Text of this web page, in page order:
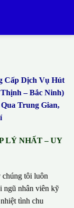
Cấp Dịch Vụ Hút
– Bắc Ninh)
Trung Gian,
LÝ NHẤT – UY
tôi luôn
ngũ nhân viên kỹ
tình chu